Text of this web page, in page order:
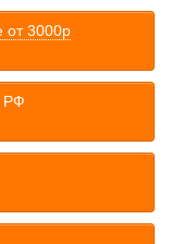
от 3000р
РФ